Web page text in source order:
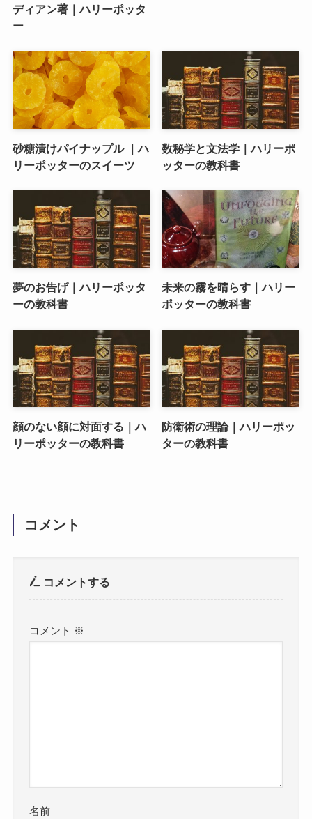
ディアン著｜ハリーポッタ
ー
砂糖漬けパイナップル ｜ハ
リーポッターのスイーツ
数秘学と文法学｜ハリーポ
ッターの教科書
夢のお告げ｜ハリーポッタ
ーの教科書
未来の霧を晴らす｜ハリー
ポッターの教科書
顔のない顔に対面する｜ハ
リーポッターの教科書
防衛術の理論｜ハリーポッ
ターの教科書
コメント
コメントする
コメント ※
名前